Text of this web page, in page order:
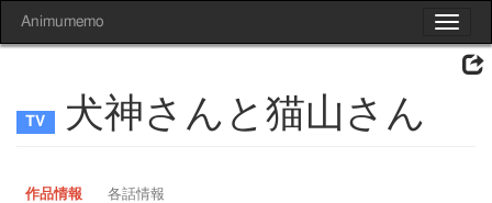
Toggle
Animumemo
犬神さんと猫山さん
作品情報 各話情報